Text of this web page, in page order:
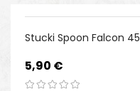
Stucki Spoon Falcon 45
Preis
5,90 €